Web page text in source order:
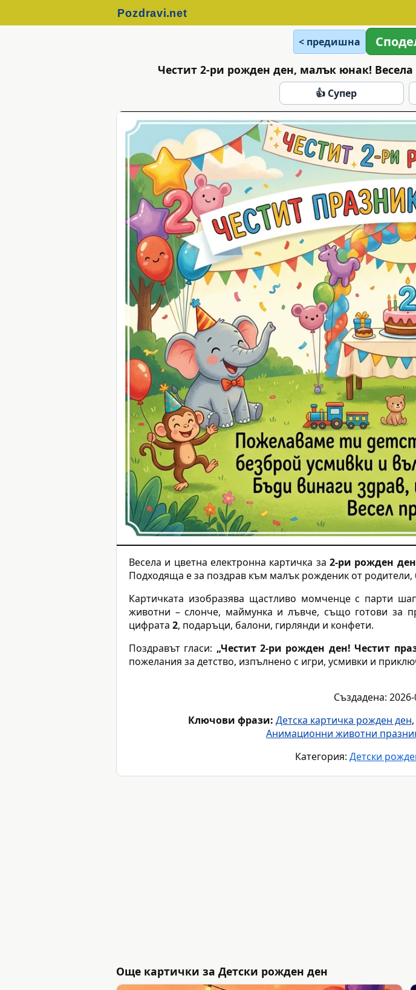
< предишна
Честит 2-ри рожден ден, малък юнак!
👍 Супер
Весела и цветна електронна картичка за 2-ри рожден
Подходяща е за поздрав към малък рожденик от
Картичката изобразява щастливо момченце с парти
животни – слонче, маймунка и лъвче, също готови за
цифрата 2, подаръци, балони, гирлянди и конфети.
Поздравът гласи: „Честит 2-ри рожден ден! Честит
пожелания за детство, изпълнено с игри, усмивки и
Създадена:
Ключови фрази: Детска картичка рожден ден,
Анимационни животни
Категория: Детски
Още картички за Детски рожден ден